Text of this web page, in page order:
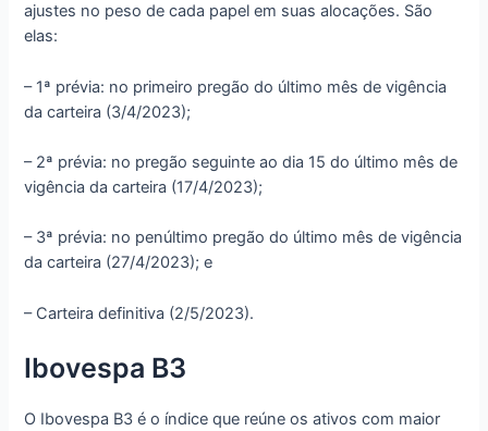
ajustes no peso de cada papel em suas alocações. São
elas:
– 1ª prévia: no primeiro pregão do último mês de vigência
da carteira (3/4/2023);
– 2ª prévia: no pregão seguinte ao dia 15 do último mês de
vigência da carteira (17/4/2023);
– 3ª prévia: no penúltimo pregão do último mês de vigência
da carteira (27/4/2023); e
– Carteira definitiva (2/5/2023).
Ibovespa B3
O Ibovespa B3 é o índice que reúne os ativos com maior